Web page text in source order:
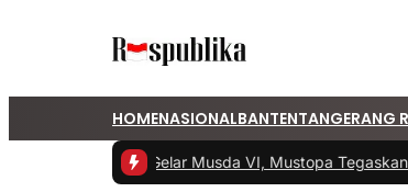
HOMENASIONALBANTENTANGERANG
PKS Tangsel Gelar Musda VI, Mustopa Tegaskan